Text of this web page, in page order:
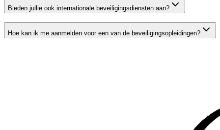
Bieden jullie ook internationale beveiligingsdiensten aan?
Hoe kan ik me aanmelden voor een van de beveiligingsopleidingen?